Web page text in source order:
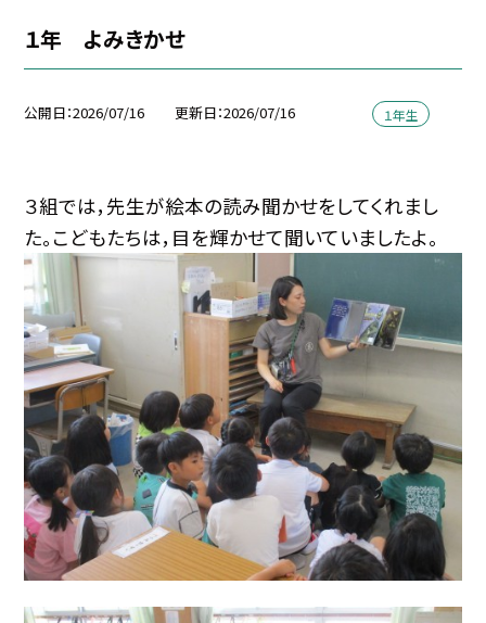
１年 よみきかせ
公開日 2026/07/16 更新日 2026/07/16 １年生
３組では，先生が絵本の読み聞かせをしてくれまし
た。こどもたちは，目を輝かせて聞いていましたよ。